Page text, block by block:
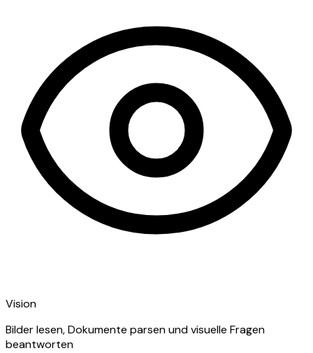
Vision
Bilder lesen, Dokumente parsen und visuelle Fragen
beantworten